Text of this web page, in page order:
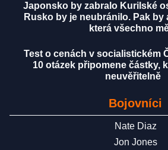
Japonsko by zabralo Kurilské
Rusko by je neubránilo. Pak by
která všechno
Test o cenách v socialistickém
10 otázek připomene částky,
neuvěřitelně
Bojovníci
Nate Diaz
Jon Jones